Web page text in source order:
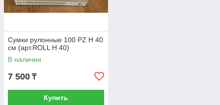
Сумки рулонные 100 PZ H 40
см (арт.ROLL H 40)
В наличии
7 500 ₸
Купить